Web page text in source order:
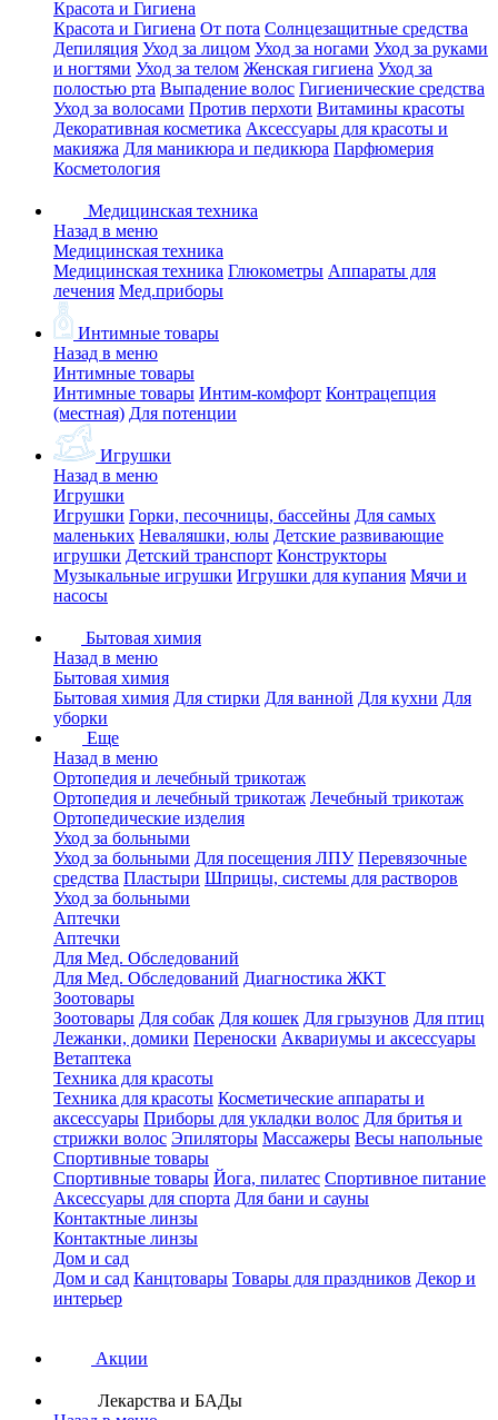
Красота и Гигиена
Красота и Гигиена От пота Солнцезащитные средства
Депиляция Уход за лицом Уход за ногами Уход за руками
и ногтями Уход за телом Женская гигиена Уход за
полостью рта Выпадение волос Гигиенические средства
Уход за волосами Против перхоти Витамины красоты
Декоративная косметика Аксессуары для красоты и
макияжа Для маникюра и педикюра Парфюмерия
Косметология
Медицинская техника
Назад в меню
Медицинская техника
Медицинская техника Глюкометры Аппараты для
лечения Мед.приборы
Интимные товары
Назад в меню
Интимные товары
Интимные товары Интим-комфорт Контрацепция
(местная) Для потенции
Игрушки
Назад в меню
Игрушки
Игрушки Горки, песочницы, бассейны Для самых
маленьких Неваляшки, юлы Детские развивающие
игрушки Детский транспорт Конструкторы
Музыкальные игрушки Игрушки для купания Мячи и
насосы
Бытовая химия
Назад в меню
Бытовая химия
Бытовая химия Для стирки Для ванной Для кухни Для
уборки
Еще
Назад в меню
Ортопедия и лечебный трикотаж
Ортопедия и лечебный трикотаж Лечебный трикотаж
Ортопедические изделия
Уход за больными
Уход за больными Для посещения ЛПУ Перевязочные
средства Пластыри Шприцы, системы для растворов
Уход за больными
Аптечки
Аптечки
Для Мед. Обследований
Для Мед. Обследований Диагностика ЖКТ
Зоотовары
Зоотовары Для собак Для кошек Для грызунов Для птиц
Лежанки, домики Переноски Аквариумы и аксессуары
Ветаптека
Техника для красоты
Техника для красоты Косметические аппараты и
аксессуары Приборы для укладки волос Для бритья и
стрижки волос Эпиляторы Массажеры Весы напольные
Спортивные товары
Спортивные товары Йога, пилатес Спортивное питание
Аксессуары для спорта Для бани и сауны
Контактные линзы
Контактные линзы
Дом и сад
Дом и сад Канцтовары Товары для праздников Декор и
интерьер
Акции
Лекарства и БАДы